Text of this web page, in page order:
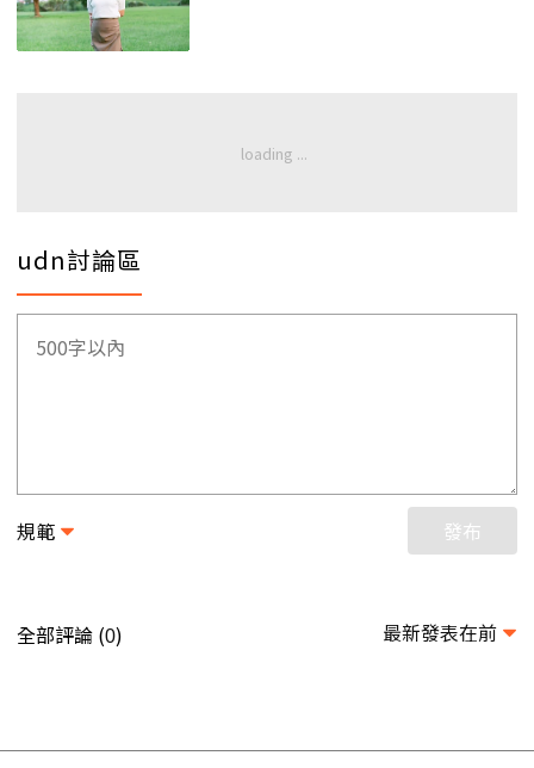
udn討論區
規範 發布
全部評論 (0) 最新發表在前